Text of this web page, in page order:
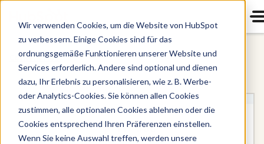
Wir verwenden Cookies, um die Website von HubSpot
zu verbessern. Einige Cookies sind für das
ordnungsgemäße Funktionieren unserer Website und
Services erforderlich. Andere sind optional und dienen
dazu, Ihr Erlebnis zu personalisieren, wie z. B. Werbe-
oder Analytics-Cookies. Sie können allen Cookies
zustimmen, alle optionalen Cookies ablehnen oder die
Cookies entsprechend Ihren Präferenzen einstellen.
Wenn Sie keine Auswahl treffen, werden unsere
Content Hub